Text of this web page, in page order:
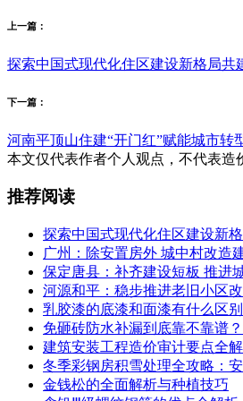
上一篇：
探索中国式现代化住区建设新格局共
下一篇：
河南平顶山住建“开门红”赋能城市转
本文仅代表作者个人观点，不代表造
推荐阅读
探索中国式现代化住区建设新
广州：除安置房外 城中村改造
保定唐县：补齐建设短板 推进
河源和平：稳步推进老旧小区
乳胶漆的底漆和面漆有什么区
免砸砖防水补漏到底靠不靠谱
建筑安装工程造价审计要点全
冬季彩钢房积雪处理全攻略：
金钱松的全面解析与种植技巧